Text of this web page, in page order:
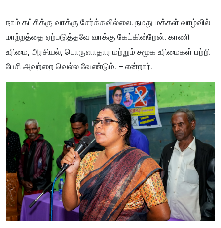
நாம் கட்சிக்கு வாக்கு சேர்க்கவில்லை. நமது மக்கள் வாழ்வில்
மாற்றத்தை ஏற்படுத்தவே வாக்கு கேட்கின்றேன். காணி
உரிமை, அரசியல், பொருளாதார மற்றும் சமூக உரிமைகள் பற்றி
பேசி அவற்றை வெல்ல வேண்டும். – என்றார்.